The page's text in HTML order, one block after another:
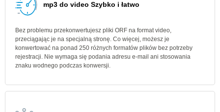
mp3 do video Szybko i łatwo
Bez problemu przekonwertujesz pliki ORF na format video,
przeciągając je na specjalną stronę. Co więcej, możesz je
konwertować na ponad 250 różnych formatów plików bez potrzeby
rejestracji. Nie wymaga się podania adresu e-mail ani stosowania
znaku wodnego podczas konwersji.